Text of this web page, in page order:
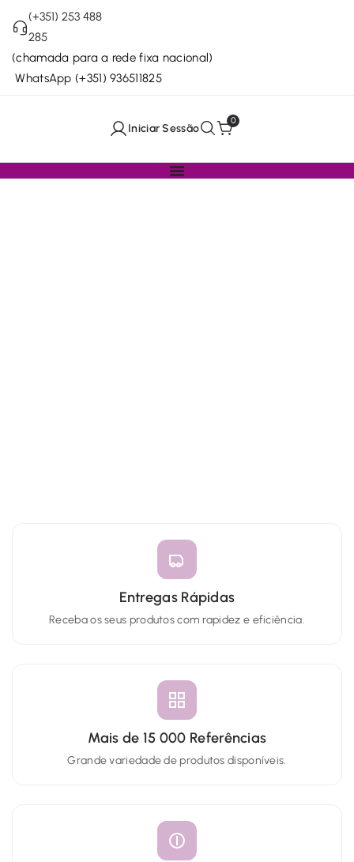
(+351) 253 488
285
(chamada para a rede fixa nacional)
WhatsApp (+351) 936511825
Iniciar Sessão
0
Entregas Rápidas
Receba os seus produtos com rapidez e eficiência.
Mais de 15 000 Referências
Grande variedade de produtos disponíveis.